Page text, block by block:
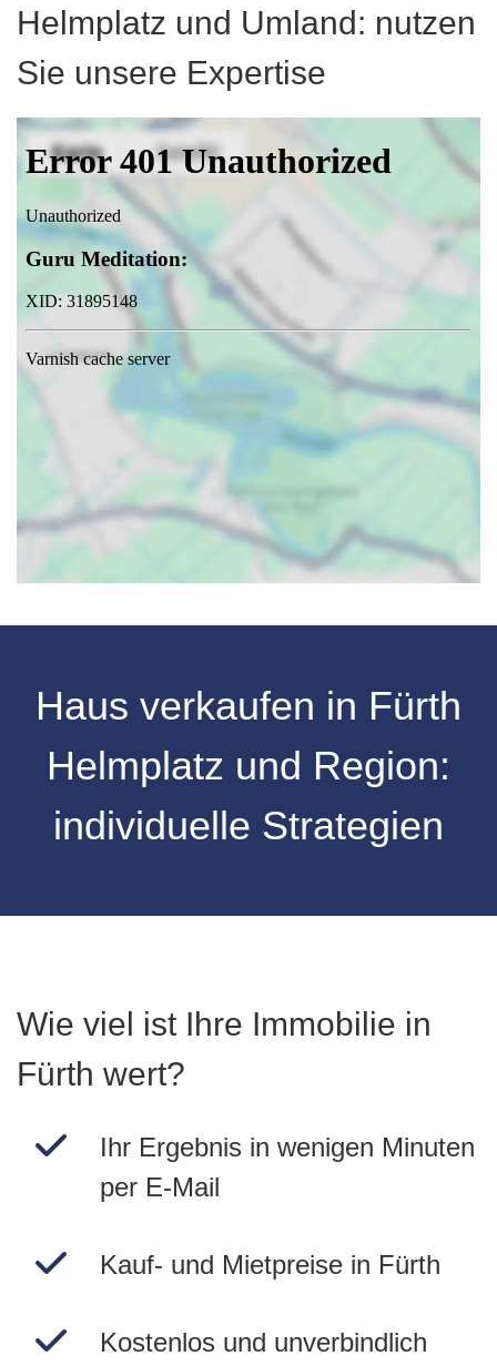
Helmplatz und Umland: nutzen
Sie unsere Expertise
Haus verkaufen in Fürth
Helmplatz und Region:
individuelle Strategien
Wie viel ist Ihre Immobilie in
Fürth wert?
Ihr Ergebnis in wenigen Minuten
per E-Mail
Kauf- und Mietpreise in Fürth
Kostenlos und unverbindlich